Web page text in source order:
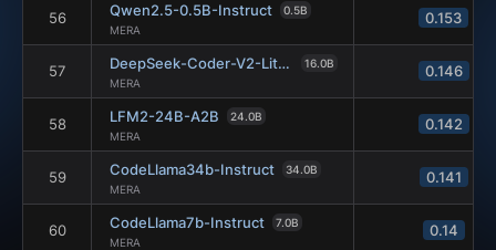
56 Qwen2.5-0.5B-Instruct
0.5B
MERA
0.153
57 DeepSeek-Coder-V2-Lite-Instruct
16.0B
MERA
0.146
58 LFM2-24B-A2B
24.0B
MERA
0.142
59 CodeLlama34b-Instruct
34.0B
MERA
0.141
60 CodeLlama7b-Instruct
7.0B
MERA
0.14